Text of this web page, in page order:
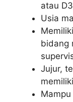
atau
Usia
bidang
Jujur,